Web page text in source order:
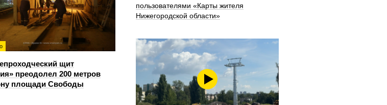
щит
преодолел 200 метров
площади Свободы
пользователями «Карты жителя
Нижегородской области»